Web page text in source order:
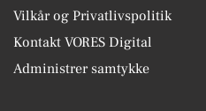
Vilkår og Privatlivspolitik
Kontakt VORES Digital
Administrer samtykke